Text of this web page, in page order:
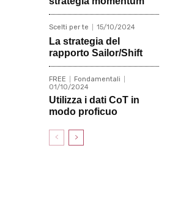
Scelti per te 15/10/2024
La strategia del
rapporto Sailor/Shift
FREE
Fondamentali
01/10/2024
Utilizza i dati CoT in
modo proficuo